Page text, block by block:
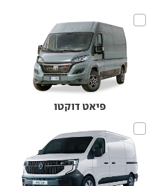
פיאט דוקטו